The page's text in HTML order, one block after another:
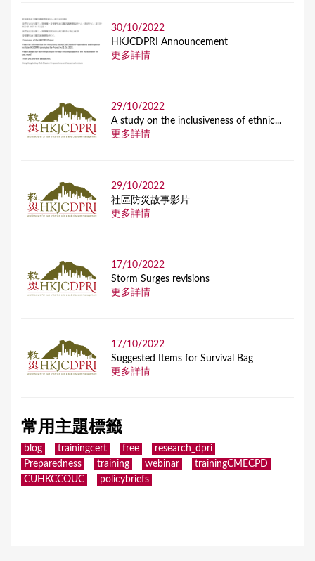
30/10/2022
HKJCDPRI Announcement
更多詳情
29/10/2022
A study on the inclusiveness of ethnic...
更多詳情
29/10/2022
社區防災故事影片
更多詳情
17/10/2022
Storm Surges revisions
更多詳情
17/10/2022
Suggested Items for Survival Bag
更多詳情
常用主題標籤
blog trainingcert free
research_dpri
Preparedness
training webinar
trainingCMECPD
CUHKCCOUC
policybriefs